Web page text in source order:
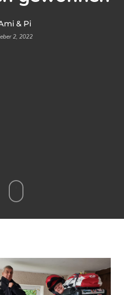
& Pi
2, 2022